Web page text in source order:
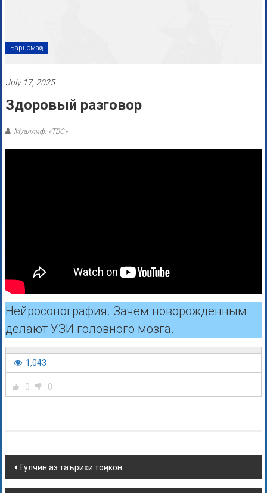
Барномаҳо
July 17, 2025
Здоровый разговор
Муаллиф: «ТВС»
Нейросонография. Зачем новорожденным
делают УЗИ головного мозга.
1,043
0 0
Гулчин аз таърихи тоҷикон